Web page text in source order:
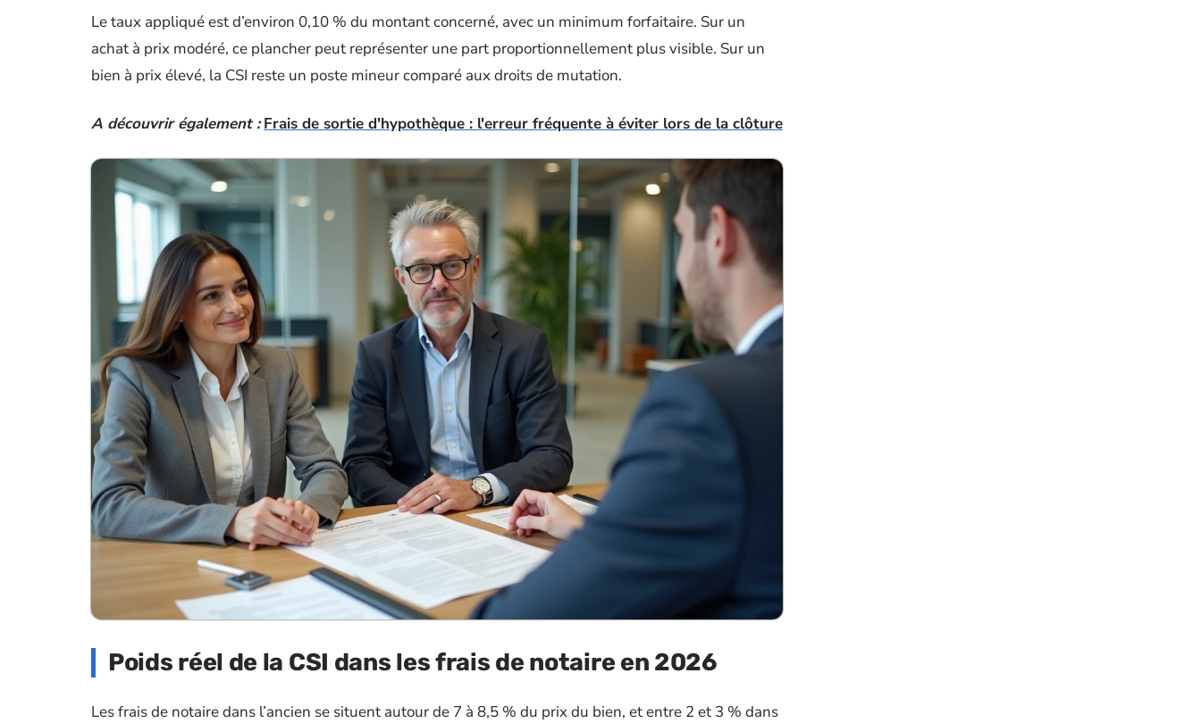
Le taux appliqué est d’environ 0,10 % du montant concerné, avec un minimum forfaitaire. Sur un
achat à prix modéré, ce plancher peut représenter une part proportionnellement plus visible. Sur un
bien à prix élevé, la CSI reste un poste mineur comparé aux droits de mutation.
A découvrir également : Frais de sortie d'hypothèque : l'erreur fréquente à éviter lors de la clôture
Poids réel de la CSI dans les frais de notaire en 2026
Les frais de notaire dans l’ancien se situent autour de 7 à 8,5 % du prix du bien, et entre 2 et 3 % dans